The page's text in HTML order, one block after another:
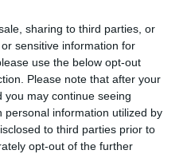
sharing to third parties, or
sensitive information for
use the below opt-out
Please note that after your
may continue seeing
personal information utilized by
to third parties prior to
opt-out of the further